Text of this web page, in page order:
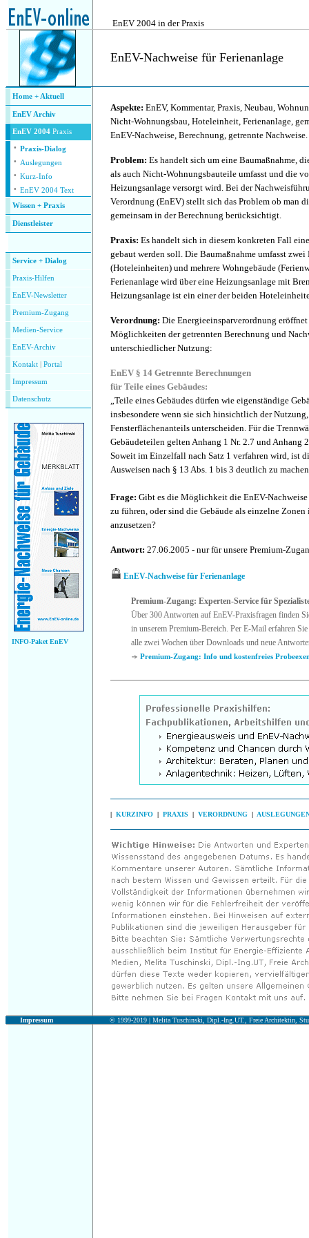
EnEV 2004 in der Praxis
EnEV-Nachweise für Ferienanlage
Home + Aktuell
EnEV Archiv
EnEV 2004 Praxis
· Praxis-Dialog
· Auslegungen
· Kurz-Info
· EnEV 2004 Text
Wissen + Praxis
Dienstleister
Service + Dialog
Praxis-Hilfen
EnEV-Newsletter
Premium-Zugang
Medien-Service
EnEV-Archiv
Kontakt Portal
Impressum
Datenschutz
INFO-Paket EnEV
Aspekte: EnEV, Kommentar, Praxis, Neubau,
Nicht-Wohnungsbau, Hoteleinheit, Ferienanlage,
EnEV-Nachweise, Berechnung, getrennte Nachweise.
Problem: Es handelt sich um eine Baumaßnahme,
als auch Nicht-Wohnungsbauteile umfasst und die
Heizungsanlage versorgt wird. Bei der
Verordnung (EnEV) stellt sich das Problem ob man
gemeinsam in der Berechnung berücksichtigt.
Praxis: Es handelt sich in diesem konkreten Fall
gebaut werden soll. Die Baumaßnahme umfasst
(Hoteleinheiten) und mehrere Wohngebäude
Ferienanlage wird über eine Heizungsanlage mit
Heizungsanlage ist ein einer der beiden
Verordnung: Die Energieeinsparverordnung
Möglichkeiten der getrennten Berechnung und
unterschiedlicher Nutzung:
EnEV § 14 Getrennte Berechnungen
für Teile eines Gebäudes:
„Teile eines Gebäudes dürfen wie eigenständige
insbesondere wenn sie sich hinsichtlich der
Fensterflächenanteils unterscheiden. Für die
Gebäudeteilen gelten Anhang 1 Nr. 2.7 und Anhang
Soweit im Einzelfall nach Satz 1 verfahren wird, ist
Ausweisen nach § 13 Abs. 1 bis 3 deutlich zu
Frage: Gibt es die Möglichkeit die EnEV-
zu führen, oder sind die Gebäude als einzelne
anzusetzen?
Antwort: 27.06.2005 - nur für unsere Premium-
EnEV-Nachweise für Ferienanlage
Premium-Zugang: Experten-Service für
Über 300 Antworten auf EnEV-Praxisfragen finden
in unserem Premium-Bereich. Per E-Mail erfahren Sie
alle zwei Wochen über Downloads und neue
Premium-Zugang: Info und kostenfreies
| KURZINFO | PRAXIS | VERORDNUNG |
Impressum © 1999-2019 | Melita Tuschinski, Dipl.-Ing.UT., Freie Architektin,